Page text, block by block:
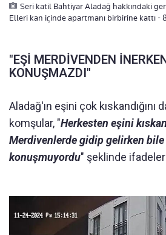
Seri katil Bahtiyar Aladağ hakkındaki
Elleri kan içinde apartmanı birbirine kattı -
"EŞİ MERDİVENDEN
KONUŞMAZDI"
Aladağ'ın eşini çok kıskandığını
komşular, "Herkesten eşini
Merdivenlerde gidip gelirken
konuşmuyordu" şeklinde